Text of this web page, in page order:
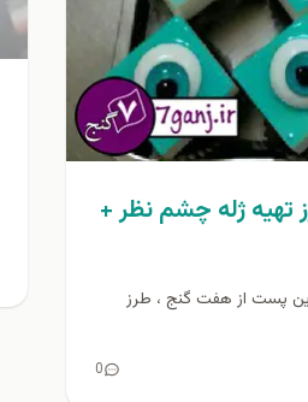
تهيه ژله چشم نظر +
اين پست از هفت گنج ، طرز
0